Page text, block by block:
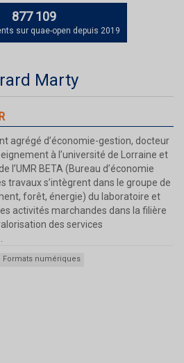
877 109
sur quae-open depuis 2019
Marty
agrégé d’économie-gestion, docteur
à l’université de Lorraine et
l’UMR BETA (Bureau d’économie
travaux s’intègrent dans le groupe de
forêt, énergie) du laboratoire et
activités marchandes dans la filière
des services
Formats numériques